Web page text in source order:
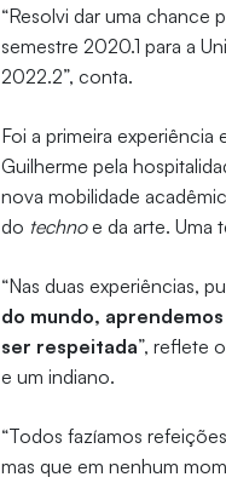
“Resolvi dar uma chance
semestre 2020.1 para a
2022.2”, conta.
Foi a primeira
Guilherme pela
nova mobilidade
do technoe da arte. Uma
“Nas duas experiências,
do mundo,
ser respeitada”, reflete
e um indiano.
“Todos fazíamos
mas que em nenhum